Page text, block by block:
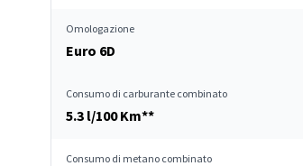
Omologazione
Euro 6D
Consumo di carburante combinato
5.3 l/100 Km**
Consumo di metano combinato